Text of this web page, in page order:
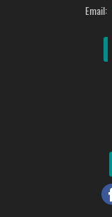
Email: